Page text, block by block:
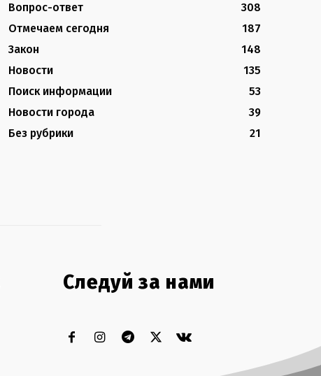
Вопрос-ответ
308
Отмечаем сегодня
187
Закон
148
Новости
135
Поиск информации
53
Новости города
39
Без рубрики
21
Следуй за нами